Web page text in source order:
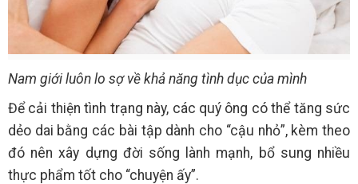
Nam giới luôn lo sợ về khả năng tình dục của mình
Để cải thiện tình trạng này, các quý ông có thể tăng sức
dẻo dai bằng các bài tập dành cho “cậu nhỏ”, kèm theo
đó nên xây dựng đời sống lành mạnh, bổ sung nhiều
thực phẩm tốt cho “chuyện ấy”.